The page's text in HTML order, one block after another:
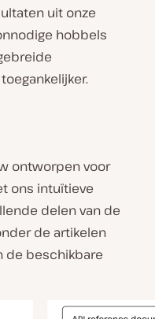
uit onze
hobbels
ontworpen voor
ons intuïtieve
delen van de
de artikelen
de beschikbare